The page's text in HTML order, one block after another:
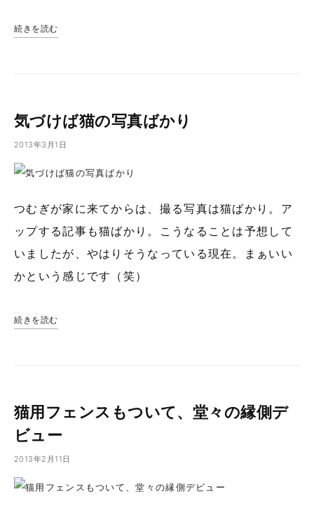
続きを読む
気づけば猫の写真ばかり
2013年3月1日
つむぎが家に来てからは、撮る写真は猫ばかり。ア
ップする記事も猫ばかり。こうなることは予想して
いましたが、やはりそうなっている現在。まぁいい
かという感じです（笑）
続きを読む
猫用フェンスもついて、堂々の縁側デ
ビュー
2013年2月11日